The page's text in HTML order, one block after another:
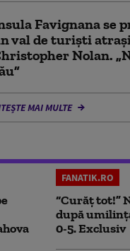
Favignana se
val de turişti atraşi
Nolan.
MAI MULTE
FANATIK.RO
“Curăț tot!”
după
0-5. Exclusiv